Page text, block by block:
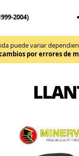
2004)
puede variar
por errores de